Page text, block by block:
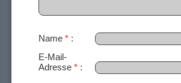
Name *
E-Mail-
Adresse *